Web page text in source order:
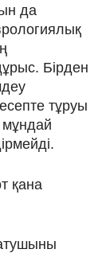
да
Бірден
тұруы
қана